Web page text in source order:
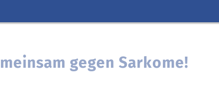
gegen Sarkome!